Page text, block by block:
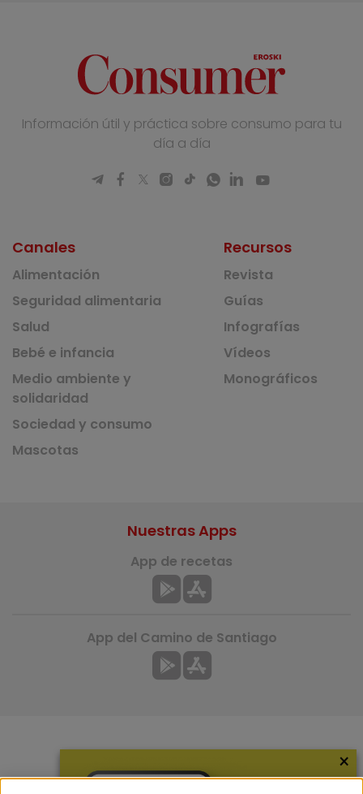
Información útil y práctica sobre consumo para tu
día a día
Canales
Alimentación
Seguridad alimentaria
Salud
Bebé e infancia
Medio ambiente y
solidaridad
Sociedad y consumo
Mascotas
Recursos
Revista
Guías
Infografías
Vídeos
Monográficos
Nuestras Apps
App de recetas
App del Camino de Santiago
×